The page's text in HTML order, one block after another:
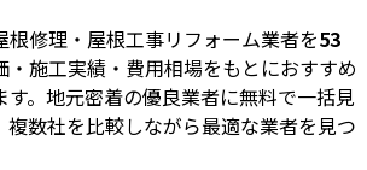
修理・屋根工事リフォーム業者を53
・施工実績・費用相場をもとにおすすめ
。地元密着の優良業者に無料で一括見
数社を比較しながら最適な業者を見つ